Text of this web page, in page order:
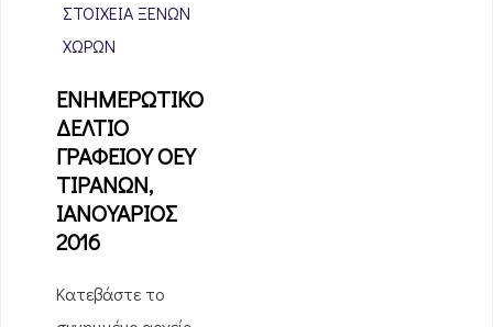
ΣΤΟΙΧΕΊΑ ΞΈΝΩΝ
ΧΩΡΏΝ
ΕΝΗΜΕΡΩΤΙΚΟ
ΔΕΛΤΙΟ
ΓΡΑΦΕΙΟΥ ΟΕΥ
ΤΙΡΑΝΩΝ,
ΙΑΝΟΥΑΡΙΟΣ
2016
Κατεβάστε το